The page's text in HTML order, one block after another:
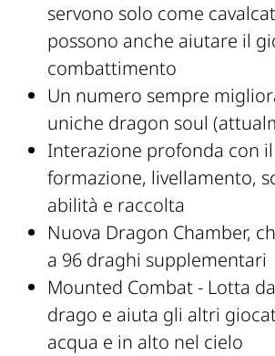
servono solo come
possono anche aiutare il
combattimento
Un numero sempre
uniche dragon soul
Interazione profonda con
formazione, livellamento,
abilità e raccolta
Nuova Dragon Chamber,
a 96 draghi supplementari
Mounted Combat - Lotta
drago e aiuta gli altri
acqua e in alto nel cielo